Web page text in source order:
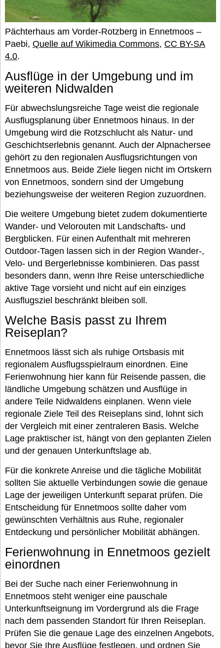
Pächterhaus am Vorder-Rotzberg in Ennetmoos –
Paebi, Quelle auf Wikimedia Commons, CC BY-SA
4.0.
Ausflüge in der Umgebung und im
weiteren Nidwalden
Für abwechslungsreiche Tage weist die regionale
Ausflugsplanung über Ennetmoos hinaus. In der
Umgebung wird die Rotzschlucht als Natur- und
Geschichtserlebnis genannt. Auch der Alpnachersee
gehört zu den regionalen Ausflugsrichtungen von
Ennetmoos aus. Beide Ziele liegen nicht im Ortskern
von Ennetmoos, sondern sind der Umgebung
beziehungsweise der weiteren Region zuzuordnen.
Die weitere Umgebung bietet zudem dokumentierte
Wander- und Velorouten mit Landschafts- und
Bergblicken. Für einen Aufenthalt mit mehreren
Outdoor-Tagen lassen sich in der Region Wander-,
Velo- und Bergerlebnisse kombinieren. Das passt
besonders dann, wenn Ihre Reise unterschiedliche
aktive Tage vorsieht und nicht auf ein einziges
Ausflugsziel beschränkt bleiben soll.
Welche Basis passt zu Ihrem
Reiseplan?
Ennetmoos lässt sich als ruhige Ortsbasis mit
regionalem Ausflugsspielraum einordnen. Eine
Ferienwohnung hier kann für Reisende passen, die
ländliche Umgebung schätzen und Ausflüge in
andere Teile Nidwaldens einplanen. Wenn viele
regionale Ziele Teil des Reiseplans sind, lohnt sich
der Vergleich mit einer zentraleren Basis. Welche
Lage praktischer ist, hängt von den geplanten Zielen
und der genauen Unterkunftslage ab.
Für die konkrete Anreise und die tägliche Mobilität
sollten Sie aktuelle Verbindungen sowie die genaue
Lage der jeweiligen Unterkunft separat prüfen. Die
Entscheidung für Ennetmoos sollte daher vom
gewünschten Verhältnis aus Ruhe, regionaler
Entdeckung und persönlicher Mobilität abhängen.
Ferienwohnung in Ennetmoos gezielt
einordnen
Bei der Suche nach einer Ferienwohnung in
Ennetmoos steht weniger eine pauschale
Unterkunftseignung im Vordergrund als die Frage
nach dem passenden Standort für Ihren Reiseplan.
Prüfen Sie die genaue Lage des einzelnen Angebots,
bevor Sie Ihre Ausflüge festlegen, und ordnen Sie